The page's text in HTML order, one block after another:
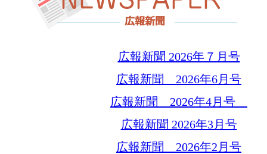
広報新聞 2026年７月号
広報新聞 2026年6月号
広報新聞 2026年4月号
広報新聞 2026年3月号
広報新聞 2026年2月号